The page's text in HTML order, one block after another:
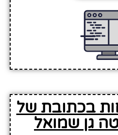
בכתובת של
גן שמואל